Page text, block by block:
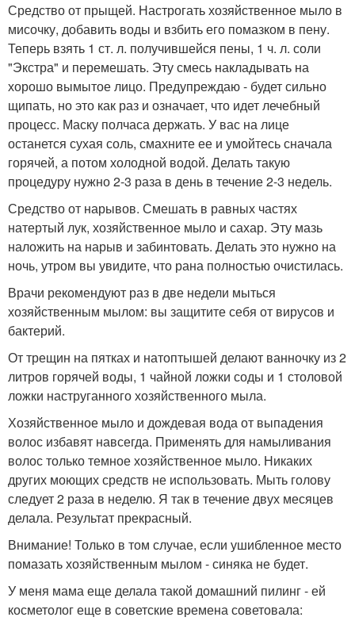
Средство от прыщей. Настрогать хозяйственное мыло в
мисочку, добавить воды и взбить его помазком в пену.
Теперь взять 1 ст. л. получившейся пены, 1 ч. л. соли
"Экстра" и перемешать. Эту смесь накладывать на
хорошо вымытое лицо. Предупреждаю - будет сильно
щипать, но это как раз и означает, что идет лечебный
процесс. Маску полчаса держать. У вас на лице
останется сухая соль, смахните ее и умойтесь сначала
горячей, а потом холодной водой. Делать такую
процедуру нужно 2-3 раза в день в течение 2-3 недель.
Средство от нарывов. Смешать в равных частях
натертый лук, хозяйственное мыло и сахар. Эту мазь
наложить на нарыв и забинтовать. Делать это нужно на
ночь, утром вы увидите, что рана полностью очистилась.
Врачи рекомендуют раз в две недели мыться
хозяйственным мылом: вы защитите себя от вирусов и
бактерий.
От трещин на пятках и натоптышей делают ванночку из 2
литров горячей воды, 1 чайной ложки соды и 1 столовой
ложки наструганного хозяйственного мыла.
Хозяйственное мыло и дождевая вода от выпадения
волос избавят навсегда. Применять для намыливания
волос только темное хозяйственное мыло. Никаких
других моющих средств не использовать. Мыть голову
следует 2 раза в неделю. Я так в течение двух месяцев
делала. Результат прекрасный.
Внимание! Только в том случае, если ушибленное место
помазать хозяйственным мылом - синяка не будет.
У меня мама еще делала такой домашний пилинг - ей
косметолог еще в советские времена советовала: